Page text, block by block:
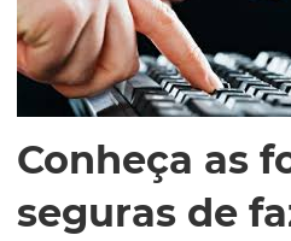
Conheça as
seguras de